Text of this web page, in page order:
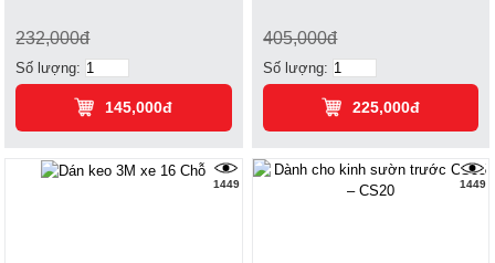
232,000đ
Số lượng:
145,000đ
405,000đ
Số lượng:
225,000đ
1449 1449